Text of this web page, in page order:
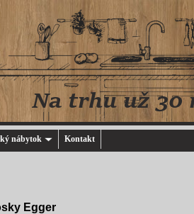
nábytok Kontakt
Egger